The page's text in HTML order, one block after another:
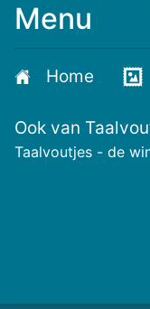
Menu
Home
Ook van
Taalvoutjes - de